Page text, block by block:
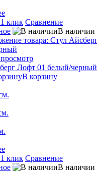
клик Сравнение
В наличии
Лофт 01 белый/черный
В корзину
клик Сравнение
В наличии